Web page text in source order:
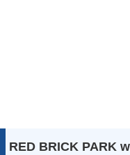
RED BRICK PARK